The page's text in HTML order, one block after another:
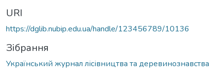
URI
https://dglib.nubip.edu.ua/handle/123456789/10136
Зібрання
Український журнал лісівництва та деревинознавства